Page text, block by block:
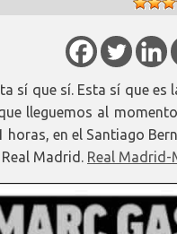
sí que sí. Esta sí que
lleguemos al
horas, en el Santiago
Madrid. Real Madrid-